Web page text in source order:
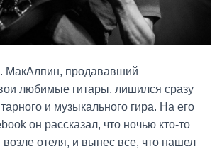
МакАлпин, продававший
любимые гитары, лишился сразу
и музыкального гира. На его
он рассказал, что ночью кто-то
отеля, и вынес все, что нашел